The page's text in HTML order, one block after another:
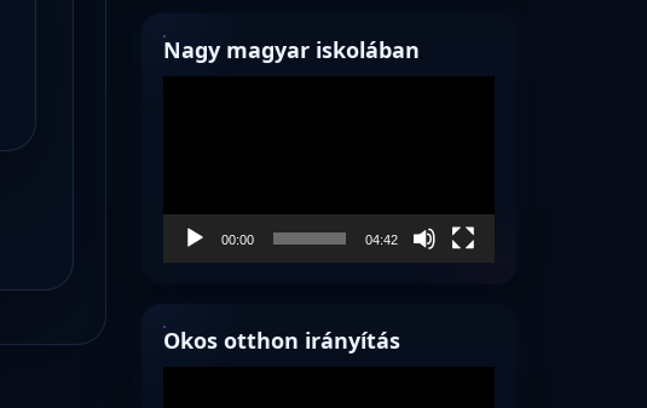
Nagy magyar iskolában
00:00 04:42
Okos otthon irányítás